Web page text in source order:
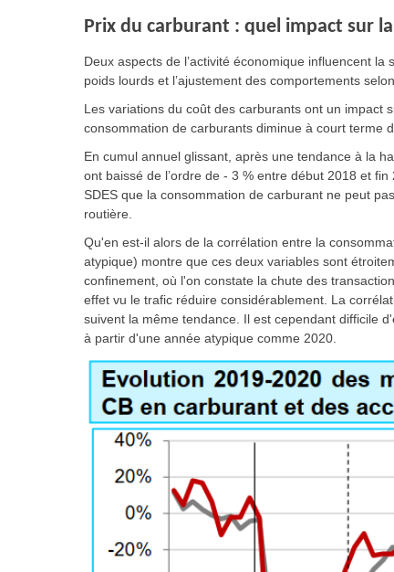
Prix du carburant : quel impact sur
Deux aspects de l’activité économique influencent
poids lourds et l’ajustement des comportements
Les variations du coût des carburants ont un impact
consommation de carburants diminue à court terme
En cumul annuel glissant, après une tendance à la
ont baissé de l’ordre de - 3 % entre début 2018 et
SDES que la consommation de carburant ne peut
routière.
Qu'en est-il alors de la corrélation entre la
atypique) montre que ces deux variables sont
confinement, où l'on constate la chute des
effet vu le trafic réduire considérablement. La
suivent la même tendance. Il est cependant difficile
à partir d'une année atypique comme 2020.